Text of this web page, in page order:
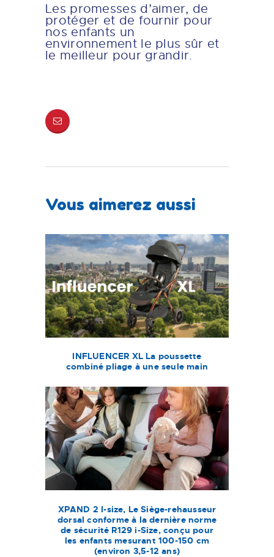
Les promesses d’aimer, de
protéger et de fournir pour
nos enfants un
environnement le plus sûr et
le meilleur pour grandir.
Vous aimerez aussi
INFLUENCER XL La poussette
combiné pliage à une seule main
XPAND 2 I-size, Le Siège-rehausseur
dorsal conforme à la dernière norme
de sécurité R129 i-Size, conçu pour
les enfants mesurant 100-150 cm
(environ 3,5-12 ans)